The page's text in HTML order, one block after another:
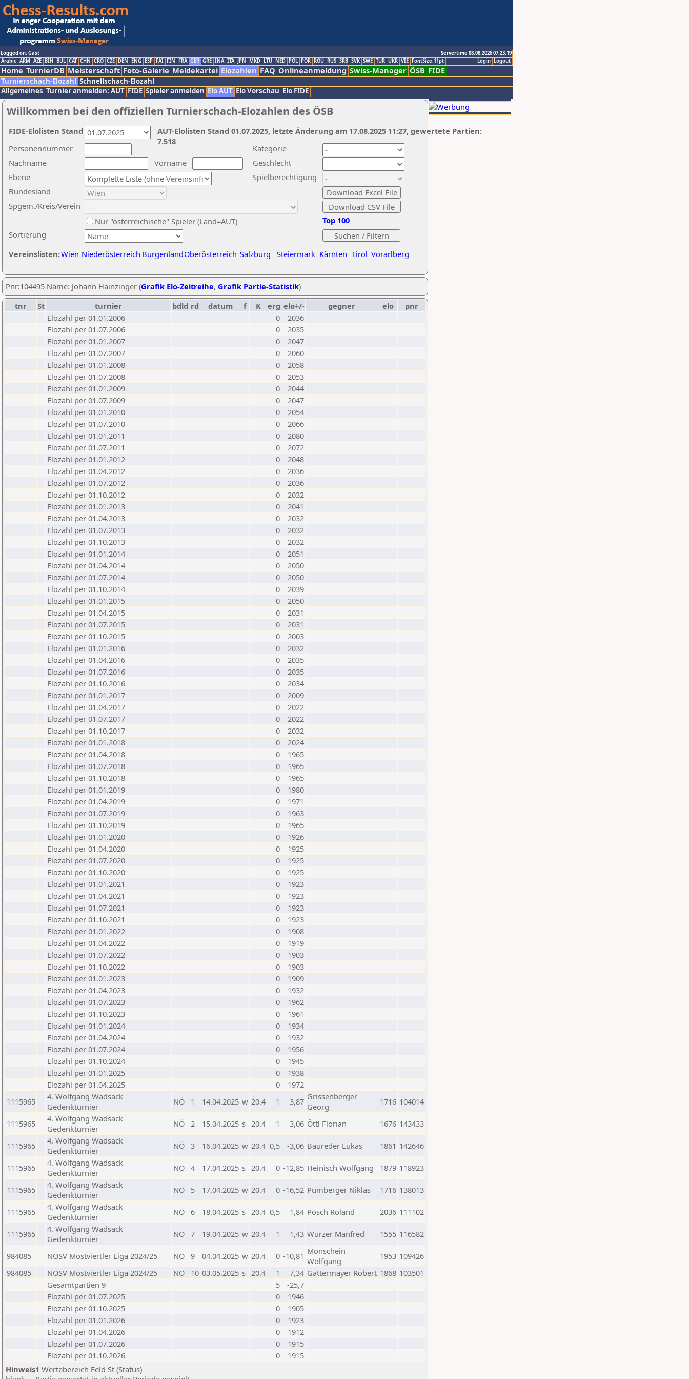
Logged on: Gast
Servertime 08.08.2026 07:23:19
Logout
Login
Arabic ARM AZE BIH BUL CAT CHN CRO CZE DEN ENG ESP FAI FIN FRA GER GRE INA ITA JPN MKD LTU NED POL POR ROU RUS SRB SVK SWE TUR UKR VIE FontSize:11pt
Home TurnierDB Meisterschaft Foto-Galerie Meldekartei Elozahlen FAQ Onlineanmeldung Swiss-Manager ÖSB FIDE
Turnierschach-Elozahl Schnellschach-Elozahl
Allgemeines Turnier anmelden: AUT FIDE Spieler anmelden Elo AUT Elo Vorschau Elo FIDE
Willkommen bei den offiziellen Turnierschach-Elozahlen des ÖSB
Nachname
Vorname
Ebene
Kategorie
Sortierung
Personennummer
Bundesland
Spgem./Kreis/Verein
Geschlecht
Nur "österreichische" Spieler (Land=AUT)
Spielberechtigung
Vereinslisten:Wien Niederösterreich BurgenlandOberösterreich Salzburg Steiermark Kärnten Tirol Vorarlberg
Top 100
AUT-Elolisten Stand 01.07.2025, letzte Änderung am 17.08.2025 11:27, gewertete Partien:
7.518
FIDE-Elolisten Stand
Pnr:104495 Name: Johann Hainzinger (Grafik Elo-Zeitreihe, Grafik Partie-Statistik)
tnr
St turnier bdld rd datum f K erg elo+/- gegner elo
pnr
Elozahl per 01.01.2006
0
2036
Elozahl per 01.07.2006
0
2035
Elozahl per 01.01.2007
0
2047
Elozahl per 01.07.2007
0
2060
Elozahl per 01.01.2008
0
2058
Elozahl per 01.07.2008
0
2053
Elozahl per 01.01.2009
0
2044
Elozahl per 01.07.2009
0
2047
Elozahl per 01.01.2010
0
2054
Elozahl per 01.07.2010
0
2066
Elozahl per 01.01.2011
0
2080
Elozahl per 01.07.2011
0
2072
Elozahl per 01.01.2012
0
2048
Elozahl per 01.04.2012
0
2036
Elozahl per 01.07.2012
0
2036
Elozahl per 01.10.2012
0
2032
Elozahl per 01.01.2013
0
2041
Elozahl per 01.04.2013
0
2032
Elozahl per 01.07.2013
0
2032
Elozahl per 01.10.2013
0
2032
Elozahl per 01.01.2014
0
2051
Elozahl per 01.04.2014
0
2050
Elozahl per 01.07.2014
0
2050
Elozahl per 01.10.2014
0
2039
Elozahl per 01.01.2015
0
2050
Elozahl per 01.04.2015
0
2031
Elozahl per 01.07.2015
0
2031
Elozahl per 01.10.2015
0
2003
Elozahl per 01.01.2016
0
2032
Elozahl per 01.04.2016
0
2035
Elozahl per 01.07.2016
0
2035
Elozahl per 01.10.2016
0
2034
Elozahl per 01.01.2017
0
2009
Elozahl per 01.04.2017
0
2022
Elozahl per 01.07.2017
0
2022
Elozahl per 01.10.2017
0
2032
Elozahl per 01.01.2018
0
2024
Elozahl per 01.04.2018
0
1965
Elozahl per 01.07.2018
0
1965
Elozahl per 01.10.2018
0
1965
Elozahl per 01.01.2019
0
1980
Elozahl per 01.04.2019
0
1971
Elozahl per 01.07.2019
0
1963
Elozahl per 01.10.2019
0
1965
Elozahl per 01.01.2020
0
1926
Elozahl per 01.04.2020
0
1925
Elozahl per 01.07.2020
0
1925
Elozahl per 01.10.2020
0
1925
Elozahl per 01.01.2021
0
1923
Elozahl per 01.04.2021
0
1923
Elozahl per 01.07.2021
0
1923
Elozahl per 01.10.2021
0
1923
Elozahl per 01.01.2022
0
1908
Elozahl per 01.04.2022
0
1919
Elozahl per 01.07.2022
0
1903
Elozahl per 01.10.2022
0
1903
Elozahl per 01.01.2023
0
1909
Elozahl per 01.04.2023
0
1932
Elozahl per 01.07.2023
0
1962
Elozahl per 01.10.2023
0
1961
Elozahl per 01.01.2024
0
1934
Elozahl per 01.04.2024
0
1932
Elozahl per 01.07.2024
0
1956
Elozahl per 01.10.2024
0
1945
Elozahl per 01.01.2025
0
1938
Elozahl per 01.04.2025
0
1972
1115965
4. Wolfgang Wadsack
Gedenkturnier
NÖ 1 14.04.2025 w 20.4 1 3,87 Grissenberger
Georg
1716 104014
1115965
4. Wolfgang Wadsack
Gedenkturnier
NÖ 2 15.04.2025 s 20.4 1 3,06 Öttl Florian 1676 143433
1115965
4. Wolfgang Wadsack
Gedenkturnier
NÖ 3 16.04.2025 w 20.4 0,5 -3,06 Baureder Lukas 1861 142646
1115965
4. Wolfgang Wadsack
Gedenkturnier
NÖ 4 17.04.2025 s 20.4 0 -12,85 Heinisch Wolfgang 1879 118923
1115965
4. Wolfgang Wadsack
Gedenkturnier
NÖ 5 17.04.2025 w 20.4 0 -16,52 Pumberger Niklas 1716 138013
1115965
4. Wolfgang Wadsack
Gedenkturnier
NÖ 6 18.04.2025 s 20.4 0,5 1,84 Posch Roland 2036 111102
1115965
4. Wolfgang Wadsack
Gedenkturnier
NÖ 7 19.04.2025 w 20.4 1 1,43 Wurzer Manfred 1555 116582
984085 NÖSV Mostviertler Liga 2024/25 NÖ 9 04.04.2025 w 20.4 0 -10,81 Monschein
Wolfgang
1953 109426
984085
NÖSV Mostviertler Liga 2024/25 NÖ 10 03.05.2025 s 20.4 1 7,34 Gattermayer Robert 1868 103501
Gesamtpartien 9
5
-25,7
Elozahl per 01.07.2025
0
1946
Elozahl per 01.10.2025
0
1905
Elozahl per 01.01.2026
0
1923
Elozahl per 01.04.2026
0
1912
Elozahl per 01.07.2026
0
1915
Elozahl per 01.10.2026
0
1915
Hinweis1 Wertebereich Feld St (Status)